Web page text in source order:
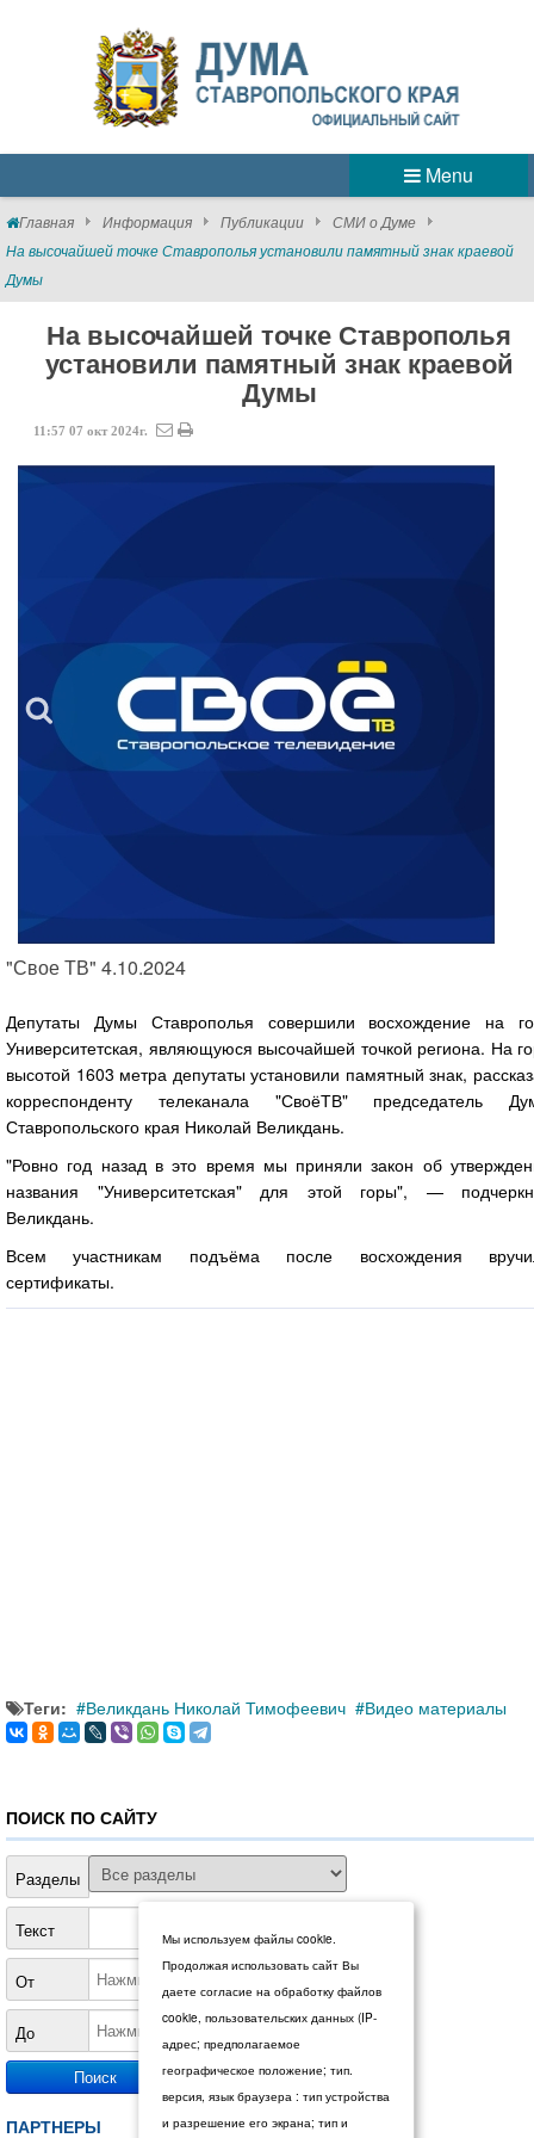
Menu
Главная Информация Публикации
СМИ о Думе
На высочайшей точке Ставрополья установили памятный знак краевой
Думы
На высочайшей точке Ставрополья
установили памятный знак краевой
Думы
11:57 07 окт 2024г.
"Свое ТВ" 4.10.2024
Депутаты Думы Ставрополья совершили восхождение на
Университетская, являющуюся высочайшей точкой региона. На
высотой 1603 метра депутаты установили памятный знак,
корреспонденту телеканала "СвоёТВ" председатель
Ставропольского края Николай Великдань.
"Ровно год назад в это время мы приняли закон об
названия "Университетская" для этой горы", —
Великдань.
Всем участникам подъёма после восхождения
сертификаты.
Теги: Великдань Николай Тимофеевич Видео материалы
ПОИСК ПО САЙТУ
Разделы
Текст
От
До
ПАРТНЕРЫ
Мы используем файлы cookie.
Продолжая использовать сайт Вы
даете согласие на обработку файлов
cookie, пользовательских данных (IP-
адрес; предполагаемое
географическое положение; тип.
версия, язык браузера : тип устройства
и разрешение его экрана; тип и